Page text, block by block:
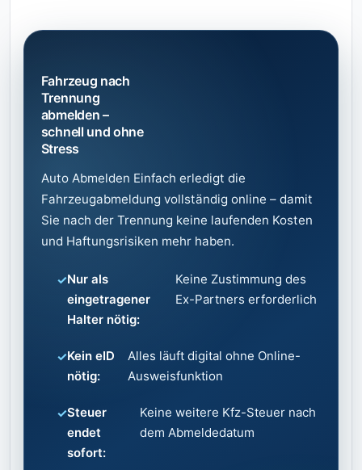
Fahrzeug nach
Trennung
abmelden –
schnell und ohne
Stress
Auto Abmelden Einfach erledigt die
Fahrzeugabmeldung vollständig online – damit
Sie nach der Trennung keine laufenden Kosten
und Haftungsrisiken mehr haben.
Nur als
eingetragener
Halter nötig:
Keine Zustimmung des
Ex-Partners erforderlich
Kein eID
nötig:
Alles läuft digital ohne Online-
Ausweisfunktion
Steuer
endet
sofort:
Keine weitere Kfz-Steuer nach
dem Abmeldedatum